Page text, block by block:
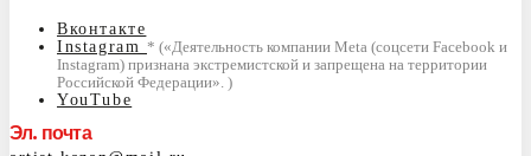
Вконтакте
Instagram
YouTube
Эл. почта